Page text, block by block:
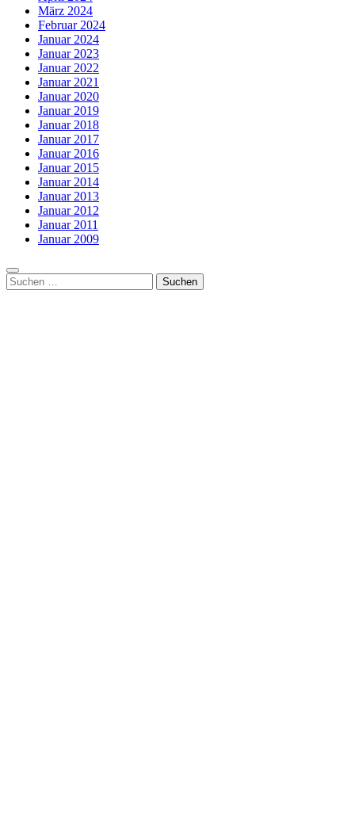
März 2024
Februar 2024
Januar 2024
Januar 2023
Januar 2022
Januar 2021
Januar 2020
Januar 2019
Januar 2018
Januar 2017
Januar 2016
Januar 2015
Januar 2014
Januar 2013
Januar 2012
Januar 2011
Januar 2009
Suchen
nach: